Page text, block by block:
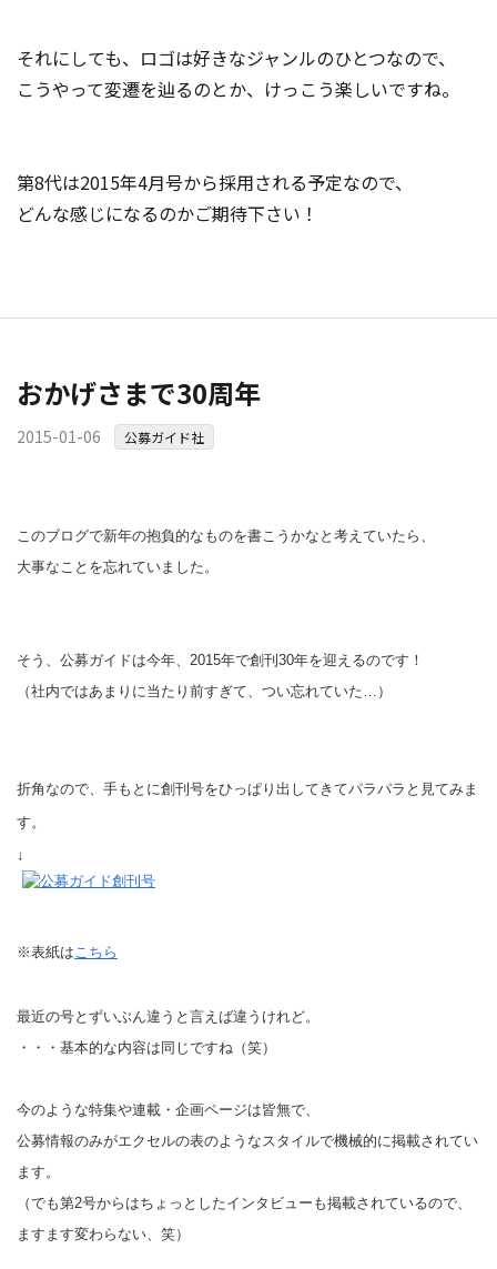
それにしても、ロゴは好きなジャンルのひとつなので、
こうやって変遷を辿るのとか、けっこう楽しいですね。
第8代は2015年4月号から採用される予定なので、
どんな感じになるのかご期待下さい！
おかげさまで30周年
2015-01-06 公募ガイド社
このブログで新年の抱負的なものを書こうかなと考えていたら、
大事なことを忘れていました。
そう、公募ガイドは今年、2015年で創刊30年を迎えるのです！
（社内ではあまりに当たり前すぎて、つい忘れていた…）
折角なので、手もとに創刊号をひっぱり出してきてパラパラと見てみま
す。
↓
※表紙はこちら
最近の号とずいぶん違うと言えば違うけれど。
・・・ 基本的な内容は同じですね（笑）
今のような特集や連載・企画ページは皆無で、
公募情報のみがエクセルの表のようなスタイルで機械的に掲載されてい
ます。
（でも第2号からはちょっとしたインタビューも掲載されているので、
ますます変わらない、笑）